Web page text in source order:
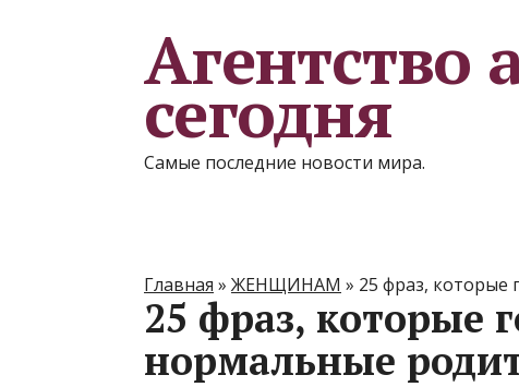
Агентство
сегодня
Самые последние новости мира.
Главная » ЖЕНЩИНАМ » 25 фраз, которые
25 фраз, которые
нормальные